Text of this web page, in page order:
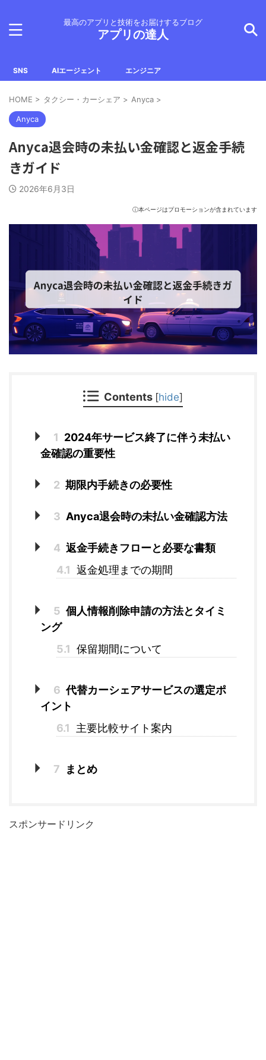
最高のアプリと技術をお届けするブログ
アプリの達人
SNS AIエージェント エンジニア
HOME > タクシー・カーシェア > Anyca >
Anyca
Anyca退会時の未払い金確認と返金手続
きガイド
2026年6月3日
ⓘ本ページはプロモーションが含まれています
Contents [hide]
1 2024年サービス終了に伴う未払い
金確認の重要性
2 期限内手続きの必要性
3 Anyca退会時の未払い金確認方法
4 返金手続きフローと必要な書類
4.1 返金処理までの期間
5 個人情報削除申請の方法とタイミ
ング
5.1 保留期間について
6 代替カーシェアサービスの選定ポ
イント
6.1
主要比較サイト案内
7 まとめ
スポンサードリンク